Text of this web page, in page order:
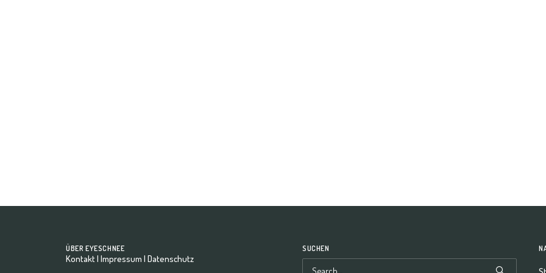
ÜBER EYESCHNEE
Kontakt| Impressum | Datenschutz
SUCHEN